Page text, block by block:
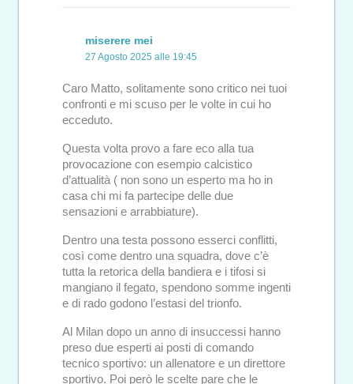
miserere mei
27 Agosto 2025 alle 19:45
Caro Matto, solitamente sono critico nei tuoi
confronti e mi scuso per le volte in cui ho
ecceduto.
Questa volta provo a fare eco alla tua
provocazione con esempio calcistico
d’attualità ( non sono un esperto ma ho in
casa chi mi fa partecipe delle due
sensazioni e arrabbiature).
Dentro una testa possono esserci conflitti,
così come dentro una squadra, dove c’è
tutta la retorica della bandiera e i tifosi si
mangiano il fegato, spendono somme ingenti
e di rado godono l’estasi del trionfo.
Al Milan dopo un anno di insuccessi hanno
preso due esperti ai posti di comando
tecnico sportivo: un allenatore e un direttore
sportivo. Poi però le scelte pare che le